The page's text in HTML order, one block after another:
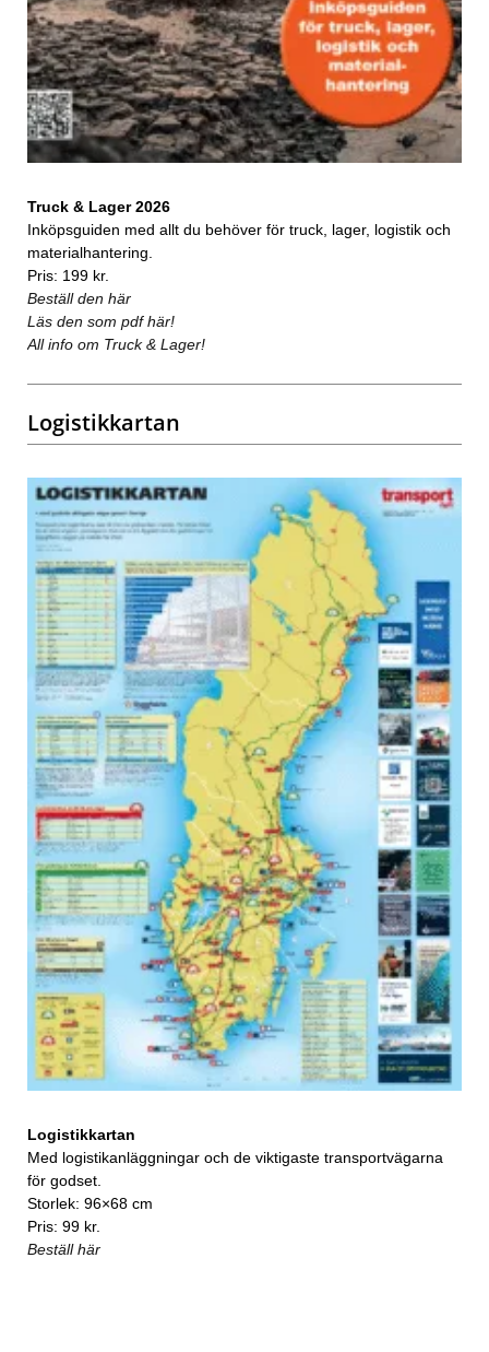
Truck & Lager 2026
Inköpsguiden med allt du behöver för truck, lager, logistik och
materialhantering.
Pris: 199 kr.
Beställ den här
Läs den som pdf här!
All info om Truck & Lager!
Logistikkartan
Logistikkartan
Med logistikanläggningar och de viktigaste transportvägarna
för godset.
Storlek: 96×68 cm
Pris: 99 kr.
Beställ här